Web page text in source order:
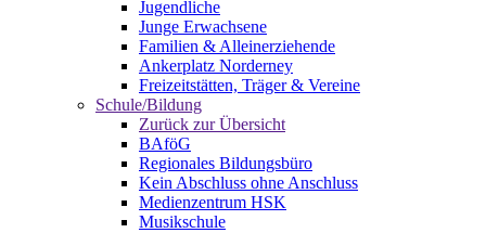
Jugendliche
Junge Erwachsene
Familien & Alleinerziehende
Ankerplatz Norderney
Freizeitstätten, Träger & Vereine
Schule/Bildung
Zurück zur Übersicht
BAföG
Regionales Bildungsbüro
Kein Abschluss ohne Anschluss
Medienzentrum HSK
Musikschule